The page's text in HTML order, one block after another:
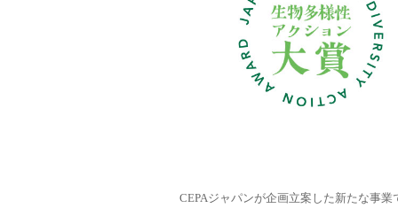
CEPAジャパンが企画立案した新たな事業